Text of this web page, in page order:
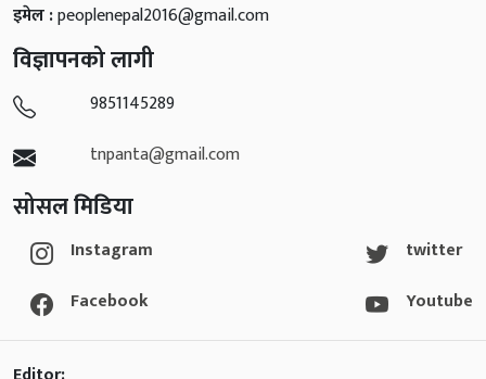
इमेल :peoplenepal2016@gmail.com
विज्ञापनको लागी
9851145289
tnpanta@gmail.com
सोसल मिडिया
Instagram
Facebook
twitter
Youtube